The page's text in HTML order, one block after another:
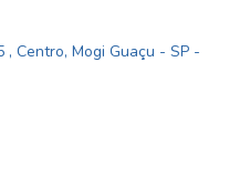
, Centro, Mogi Guaçu - SP -